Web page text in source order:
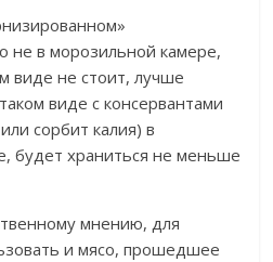
не в морозильной камере,
виде не стоит, лучше
виде с консервантами
сорбит калия) в
будет храниться не меньше
мнению, для
и мясо, прошедшее